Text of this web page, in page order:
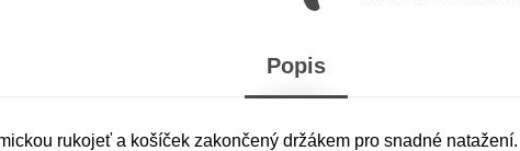
Popis
rukojeť a košíček zakončený držákem pro snadné natažení.